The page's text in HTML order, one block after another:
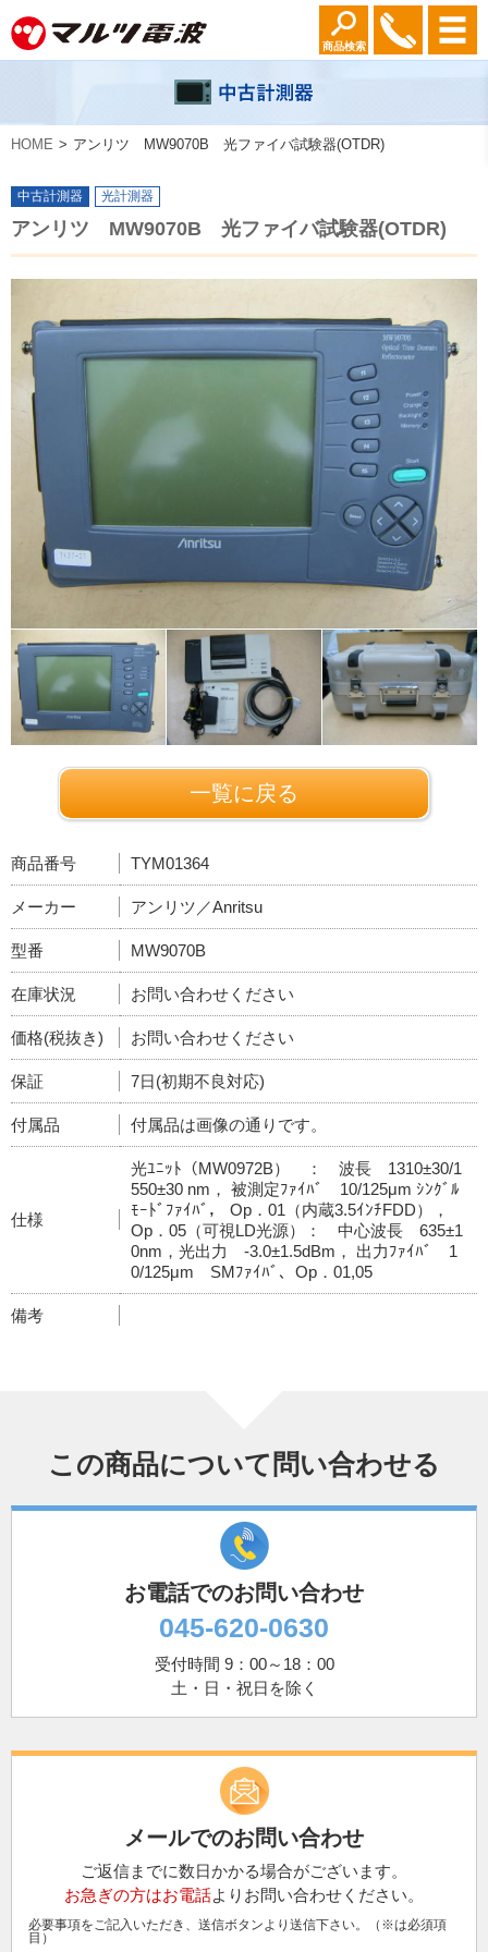
商品検索
HOME アンリツ MW9070B 光ファイバ試験器(OTDR)
中古計測器 光計測器
アンリツ MW9070B 光ファイバ試験器(OTDR)
一覧に戻る
商品番号 TYM01364
メーカー アンリツ／Anritsu
型番 MW9070B
在庫状況 お問い合わせください
価格(税抜き) お問い合わせください
保証 7日(初期不良対応)
付属品 付属品は画像の通りです。
仕様
光ﾕﾆｯﾄ（MW0972B） ： 波長 1310±30/1
550±30 nm， 被測定ﾌｧｲﾊﾞ 10/125μm ｼﾝｸﾞﾙ
ﾓｰﾄﾞﾌｧｲﾊﾞ， Op．01（内蔵3.5ｲﾝﾁFDD），
Op．05（可視LD光源）： 中心波長 635±1
0nm，光出力 -3.0±1.5dBm， 出力ﾌｧｲﾊﾞ 1
0/125μm SMﾌｧｲﾊﾞ、Op．01,05
備考
この商品について問い合わせる
お電話でのお問い合わせ
045-620-0630
受付時間 9：00～18：00
土・日・祝日を除く
メールでのお問い合わせ
ご返信までに数日かかる場合がございます。
お急ぎの方はお電話よりお問い合わせください。
必要事項をご記入いただき、送信ボタンより送信下さい。（※は必須項
目）